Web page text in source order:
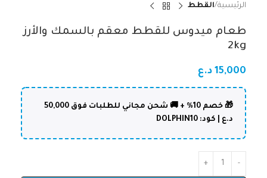
الرئيسية القطط
طعام ميدوس للقطط معقم بالسمك والأرز
2kg
15,000 د.ع
🎁 خصم 10% + 🚚 شحن مجاني للطلبات فوق 50,000
د.ع | كود: DOLPHIN10